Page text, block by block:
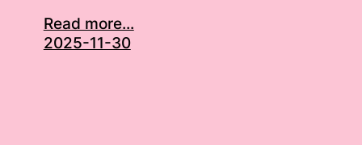
Read more...
2025-11-30